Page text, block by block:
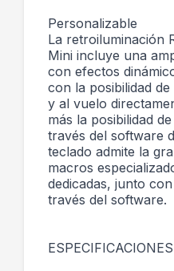
Personalizable
La retroiluminación
Mini incluye una
con efectos
con la posibilidad
y al vuelo
más la posibilidad
través del software
teclado admite la
macros
dedicadas, junto
través del software.
ESPECIFICACIONES